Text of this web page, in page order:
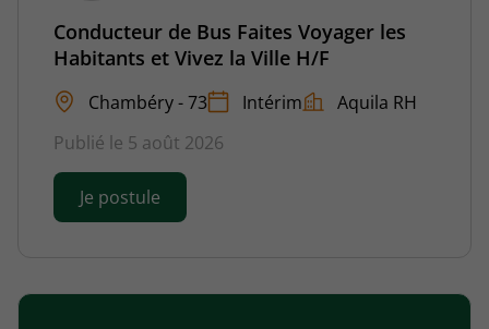
Conducteur de Bus Faites Voyager les
Habitants et Vivez la Ville H/F
Chambéry - 73 Intérim
Aquila RH
Publié le 5 août 2026
Je postule